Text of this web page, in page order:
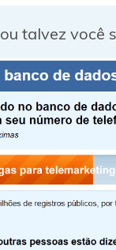
ou talvez você